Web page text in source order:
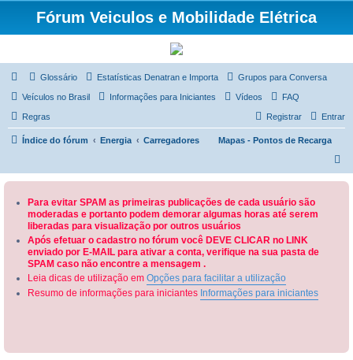
Fórum Veiculos e Mobilidade Elétrica
Glossário Estatísticas Denatran e Importa Grupos para Conversa
Veículos no Brasil Informações para Iniciantes Vídeos FAQ
Regras Entrar
Registrar
Índice do fórum Energia Carregadores
Mapas - Pontos de Recarga
Para evitar SPAM as primeiras publicações de cada usuário são
moderadas e portanto podem demorar algumas horas até serem
liberadas para visualização por outros usuários
Após efetuar o cadastro no fórum você DEVE CLICAR no LINK
enviado por E-MAIL para ativar a conta, verifique na sua pasta de
SPAM caso não encontre a mensagem .
Leia dicas de utilização em Opções para facilitar a utilização
Resumo de informações para iniciantes Informações para iniciantes